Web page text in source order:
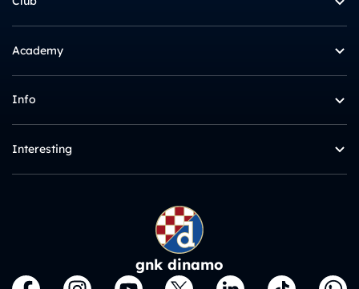
Academy
Info
Interesting
gnk dinamo